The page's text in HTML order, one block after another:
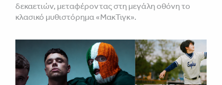
δεκαετιών, μεταφέροντας στη μεγάλη οθόνη το
κλασικό μυθιστόρημα «ΜακΤιγκ».